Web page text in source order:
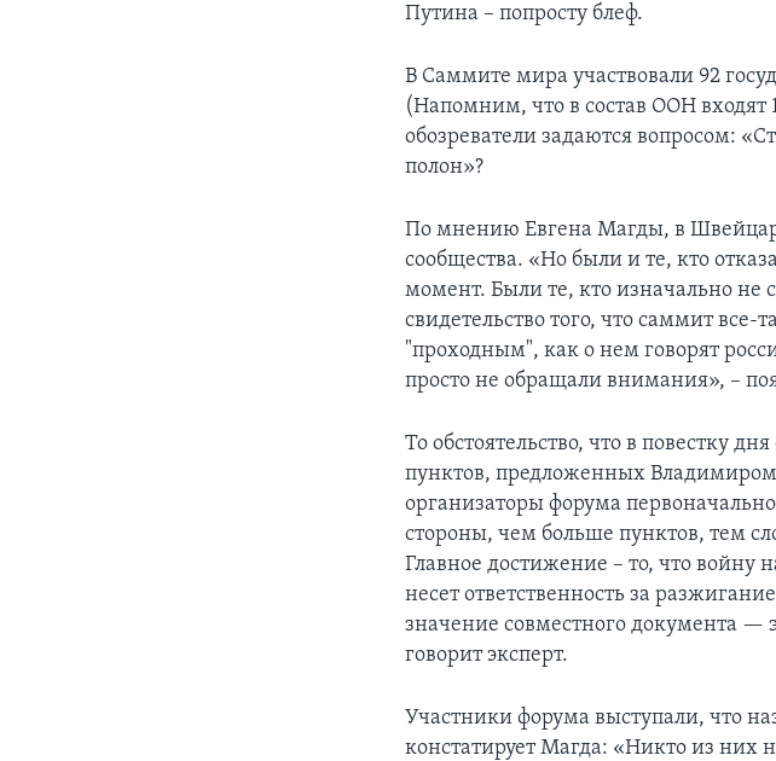
Путина – попросту блеф.
В Саммите мира участвовали 92
(Напомним, что в состав ООН входят
обозреватели задаются вопросом:
полон»?
По мнению Евгена Магды, в
сообщества. «Но были и те, кто
момент. Были те, кто изначально не
свидетельство того, что саммит
"проходным", как о нем говорят
просто не обращали внимания», –
То обстоятельство, что в повестку
пунктов, предложенных
организаторы форума
стороны, чем больше пунктов, тем
Главное достижение – то, что войну
несет ответственность за
значение совместного документа —
говорит эксперт.
Участники форума выступали, что
констатирует Магда: «Никто из них